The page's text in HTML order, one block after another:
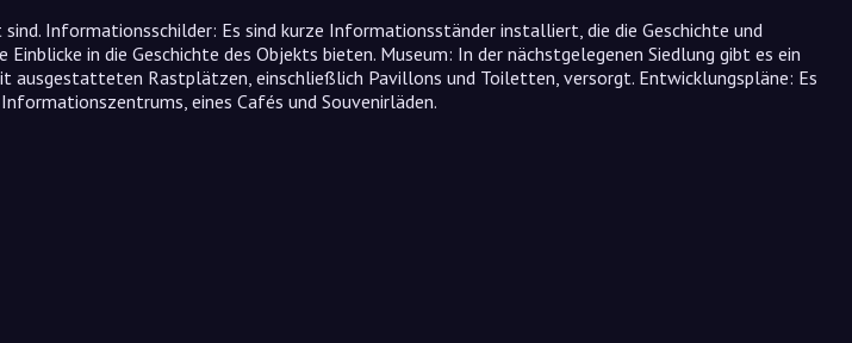
Informationsschilder: Es sind kurze Informationsständer installiert, die die Geschichte und
in die Geschichte des Objekts bieten. Museum: In der nächstgelegenen Siedlung gibt es ein
ausgestatteten Rastplätzen, einschließlich Pavillons und Toiletten, versorgt. Entwicklungspläne: Es
eines Cafés und Souvenirläden.